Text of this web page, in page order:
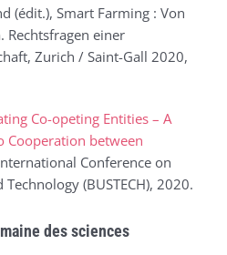
(édit.), Smart Farming : Von
Rechtsfragen einer
Zurich / Saint-Gall 2020,
Co-opeting Entities – A
Cooperation between
Conference on
(BUSTECH), 2020.
des sciences